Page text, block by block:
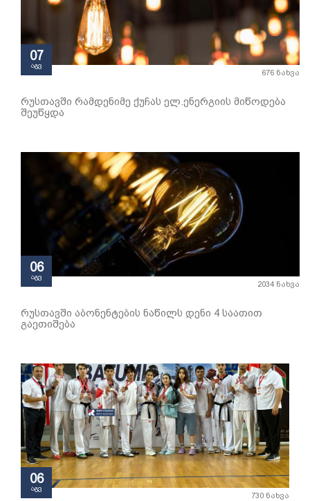
07
აგვ
676 ნახვა
რუსთავში რამდენიმე ქუჩას ელ.ენერგიის მიწოდება
შეუწყდა
06
აგვ
2034 ნახვა
რუსთავში აბონენტების ნაწილს დენი 4 საათით
გაეთიშება
06
აგვ
730 ნახვა